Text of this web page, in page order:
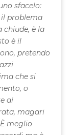
sfacelo:
problema
chiude, è la
è il
pretendo
che si
o
ai
magari
meglio